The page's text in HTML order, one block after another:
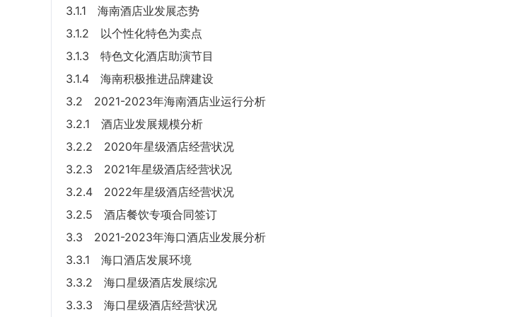
3.1.1 海南酒店业发展态势
3.1.2 以个性化特色为卖点
3.1.3 特色文化酒店助演节目
3.1.4 海南积极推进品牌建设
3.2 2021-2023年海南酒店业运行分析
3.2.1 酒店业发展规模分析
3.2.2 2020年星级酒店经营状况
3.2.3 2021年星级酒店经营状况
3.2.4 2022年星级酒店经营状况
3.2.5 酒店餐饮专项合同签订
3.3 2021-2023年海口酒店业发展分析
3.3.1 海口酒店发展环境
3.3.2 海口星级酒店发展综况
3.3.3 海口星级酒店经营状况